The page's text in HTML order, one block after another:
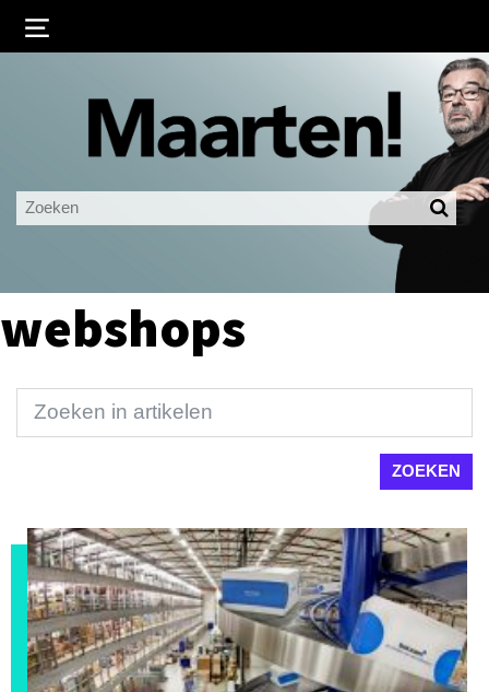
Ingelogd blijven
LOGIN
webshops